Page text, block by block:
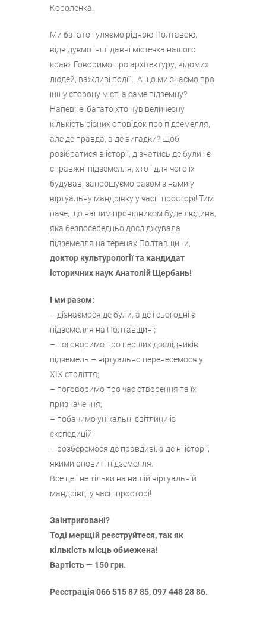
Короленка.
Ми багато гуляємо рідною Полтавою,
відвідуємо інші давні містечка нашого
краю. Говоримо про архітектуру, відомих
людей, важливі події… А що ми знаємо про
іншу сторону міст, а саме підземну?
Напевне, багато хто чув величезну
кількість різних оповідок про підземелля,
але де правда, а де вигадки? Щоб
розібратися в історії, дізнатись де були і є
справжні підземелля, хто і для чого їх
будував, запрошуємо разом з нами у
віртуальну мандрівку у часі і просторі! Тим
паче, що нашим провідником буде людина,
яка безпосередньо досліджувала
підземелля на теренах Полтавщини,
доктор культурології та кандидат
історичних наук Анатолій Щербань!
І ми разом:
– дізнаємося де були, а де і сьогодні є
підземелля на Полтавщині;
– поговоримо про перших дослідників
підземель – віртуально перенесемося у
ХІХ століття;
– поговоримо про час створення та їх
призначення;
– побачимо унікальні світлини із
експедицій;
– розберемося де правдиві, а де ні історії,
якими оповиті підземелля.
Все це і не тільки на нашій віртуальній
мандрівці у часі і просторі!
Заінтриговані?
Тоді мерщій реєструйтеся, так як
кількість місць обмежена!
Вартість — 150 грн.
Реєстрація 066 515 87 85, 097 448 28 86.